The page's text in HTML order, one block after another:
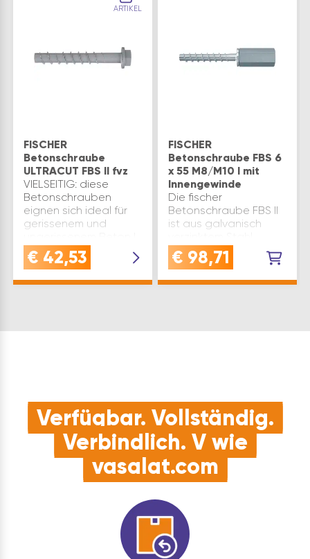
ARTIKEL
FISCHER
Betonschraube
ULTRACUT FBS II fvz
VIELSEITIG: diese
Betonschrauben
eignen sich ideal für
gerissenem und
Seismischen
Leistungskategorien
€ 42,53
FISCHER
Betonschraube FBS 6
x 55 M8/M10 I mit
Innengewinde
Die fischer
Betonschraube FBS II
ist aus galvanisch
gefertigt. Beim
Eindrehen der
€ 98,71
Verfügbar. Vollständig.
Verbindlich. V wie
vasalat.com